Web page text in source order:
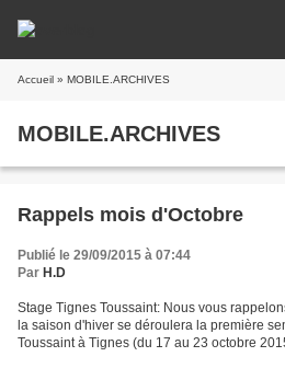
Accueil » MOBILE.ARCHIVES
MOBILE.ARCHIVES
Rappels mois d'Octobre
Publié le 29/09/2015 à 07:44
Par H.D
Stage Tignes Toussaint: Nous vous
la saison d'hiver se déroulera la première
Toussaint à Tignes (du 17 au 23 octobre